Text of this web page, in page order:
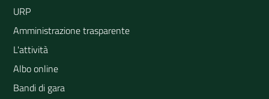
URP
Amministrazione trasparente
L'attività
Albo online
Bandi di gara